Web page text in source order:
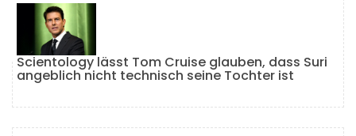
Scientology lässt Tom Cruise glauben, dass Suri
angeblich nicht technisch seine Tochter ist